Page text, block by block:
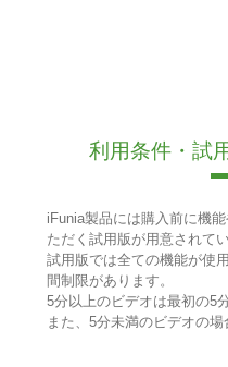
利用条件・試
iFunia製品には購入前に機
ただく試用版が用意されてい
試用版では全ての機能が使
間制限があります。
5分以上のビデオは最初の5
また、5分未満のビデオの場